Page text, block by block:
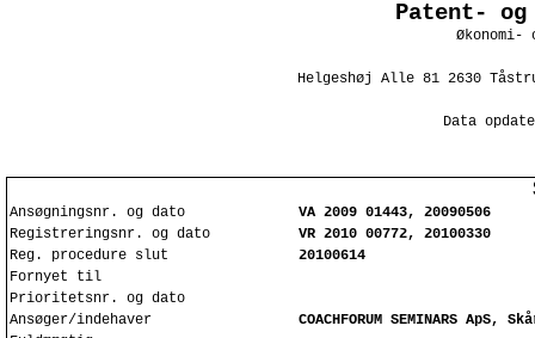
Patent- og
Økonomi-
Helgeshøj Alle 81 2630
Data
Ansøgningsnr. og dato
VA 2009 01443, 20090506
Registreringsnr. og dato
VR 2010 00772, 20100330
Reg. procedure slut
20100614
Fornyet til
Prioritetsnr. og dato
Ansøger/indehaver
COACHFORUM SEMINARS